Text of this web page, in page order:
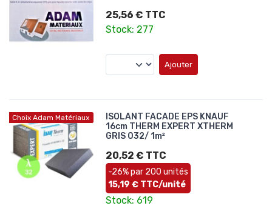
25,56 € TTC
Stock: 277
Ajouter
Choix Adam Matériaux
ISOLANT FACADE EPS KNAUF
16cm THERM EXPERT XTHERM
GRIS 032/ 1m²
20,52 € TTC
-26% par 200 unités
15,19 € TTC/unité
Stock: 619